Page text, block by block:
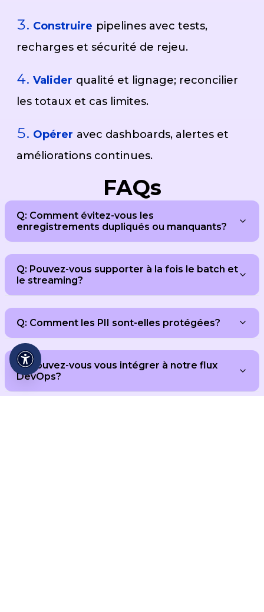
Construire pipelines avec tests,
recharges et sécurité de rejeu.
Valider qualité et lignage; reconcilier
les totaux et cas limites.
Opérer avec dashboards, alertes et
améliorations continues.
FAQs
Q: Comment évitez-vous les
enregistrements dupliqués ou manquants?
Q: Pouvez-vous supporter à la fois le batch et
le streaming?
Q: Comment les PII sont-elles protégées?
Q: Pouvez-vous vous intégrer à notre flux
DevOps?